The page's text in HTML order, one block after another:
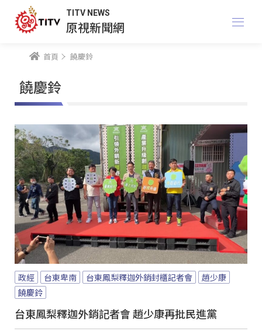
TITV NEWS
原視新聞網
首頁 饒慶鈴
饒慶鈴
政經 台東卑南 台東鳳梨釋迦外銷封櫃記者會
趙少康
饒慶鈴
台東鳳梨釋迦外銷記者會 趙少康再批民進黨